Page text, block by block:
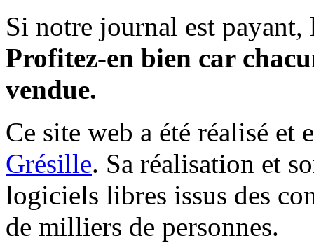
Si notre journal est payant,
Profitez-en bien car
vendue.
Ce site web a été réalisé et
Grésille. Sa réalisation et
logiciels libres issus des
de milliers de personnes.